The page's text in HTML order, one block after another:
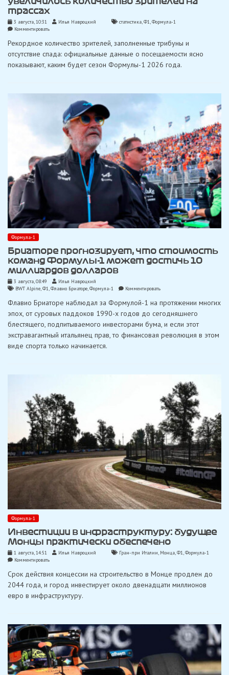
трассах
3 августа, 10:31 Илья Навроцкий статистика,Ф1,Формула-1
Комментироватьon
на
процентов:
в
зрителей
Рекордное количество зрителей, заполненные трибуны и
отсутствие спада: официальные данные о посещаемости ясно
показывают, каким будет сезон Формулы-1 2026 года.
Формула-1
Бриаторе прогнозирует, что стоимость
команд Формулы-1 может достичь 10
миллиардов долларов
3 августа, 08:49
Илья Навроцкий
BWT Alpine,Ф1,Флавио Бриаторе,Формула-1 Комментироватьon
прогнозирует,
стоимость
команд
может
Флавио Бриаторе наблюдал за Формулой-1 на протяжении многих
эпох, от суровых паддоков 1990-х годов до сегодняшнего
блестящего, подпитываемого инвесторами бума, и если этот
экстравагантный итальянец прав, то финансовая революция в этом
виде спорта только начинается.
Формула-1
Инвестиции в инфраструктуру: будущее
Монцы практически обеспечено
1 августа, 14:51 Илья Навроцкий Гран-при Италии, Монца,Ф1,Формула-1
Комментироватьon
в
будущее
Монцы
Срок действия концессии на строительство в Монце продлен до
2044 года, и город инвестирует около двенадцати миллионов
евро в инфраструктуру.